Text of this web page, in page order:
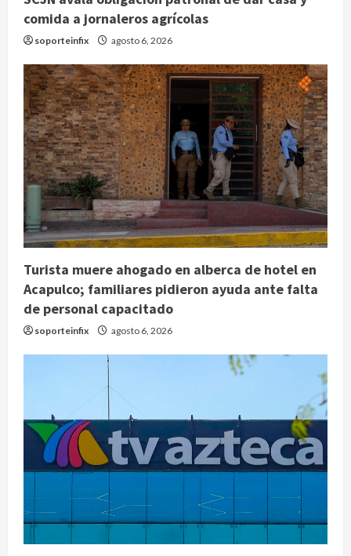
comida a jornaleros agrícolas
soporteinfix agosto 6, 2026
Turista muere ahogado en alberca de hotel en
Acapulco; familiares pidieron ayuda ante falta
de personal capacitado
soporteinfix agosto 6, 2026